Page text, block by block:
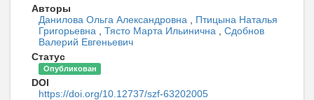
Авторы
Данилова Ольга Александровна
Птицына Наталья
Григорьевна
Тясто Марта Ильинична
Сдобнов
Валерий Евгеньевич
Статус
Опубликован
DOI
https://doi.org/10.12737/szf-63202005